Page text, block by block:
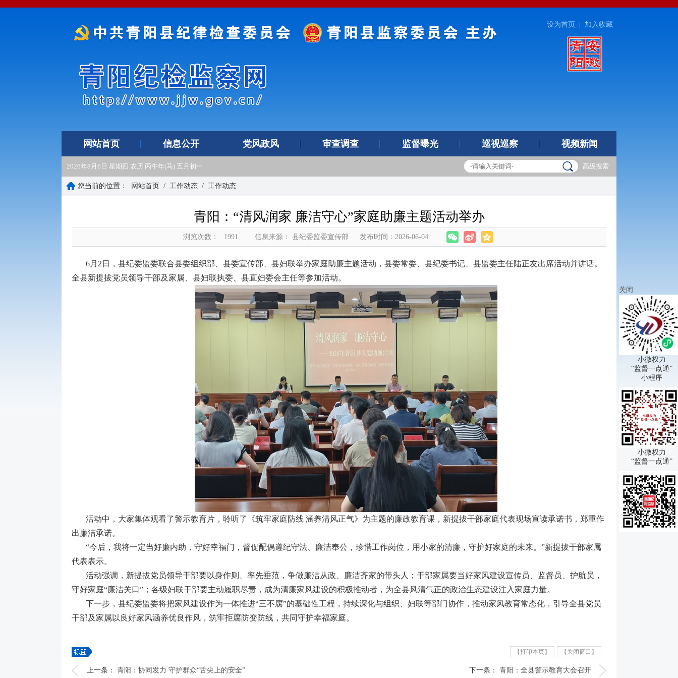
设为首页 加入收藏
网站首页 信息公开 党风政风 审查调查 监督曝光 巡视巡察 视频新闻
2026年8月6日 星期四 农历 丙午年(马) 五月初一 高级搜索
您当前的位置： 网站首页 / 工作动态 / 工作动态
青阳：“清风润家 廉洁守心”家庭助廉主题活动举办
浏览次数： 1991 信息来源： 县纪委监委宣传部 发布时间：2026-06-04
6月2日，县纪委监委联合县委组织部、县委宣传部、县妇联举办家庭助廉主题活动，县委常委、县纪委书记、县监委主任陆正友出席活动并讲话。
全县新提拔党员领导干部及家属、县妇联执委、县直妇委会主任等参加活动。
活动中，大家集体观看了警示教育片，聆听了《筑牢家庭防线 涵养清风正气》为主题的廉政教育课，新提拔干部家庭代表现场宣读承诺书，郑重作
出廉洁承诺。
“今后，我将一定当好廉内助，守好幸福门，督促配偶遵纪守法、廉洁奉公，珍惜工作岗位，用小家的清廉，守护好家庭的未来。”新提拔干部家属
代表表示。
活动强调，新提拔党员领导干部要以身作则、率先垂范，争做廉洁从政、廉洁齐家的带头人；干部家属要当好家风建设宣传员、监督员、护航员，
守好家庭“廉洁关口”；各级妇联干部要主动履职尽责，成为清廉家风建设的积极推动者，为全县风清气正的政治生态建设注入家庭力量。
下一步，县纪委监委将把家风建设作为一体推进“三不腐”的基础性工程，持续深化与组织、妇联等部门协作，推动家风教育常态化，引导全县党员
干部及家属以良好家风涵养优良作风，筑牢拒腐防变防线，共同守护幸福家庭。
【打印本页】 【关闭窗口】
上一条： 青阳：协同发力 守护群众“舌尖上的安全” 下一条： 青阳：全县警示教育大会召开
关闭
小微权力
“监督一点通”
小程序
小微权力
“监督一点通”